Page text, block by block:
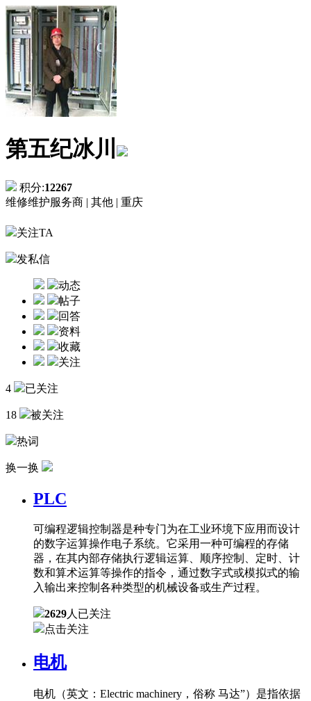
第五纪冰川
积分:12267
维修维护服务商 | 其他 | 重庆
关注TA
发私信
动态
帖子
回答
资料
收藏
关注
4 已关注
18 被关注
热词
换一换
PLC
可编程逻辑控制器是种专门为在工业环境下应用而设计
的数字运算操作电子系统。它采用一种可编程的存储
器，在其内部存储执行逻辑运算、顺序控制、定时、计
数和算术运算等操作的指令，通过数字式或模拟式的输
入输出来控制各种类型的机械设备或生产过程。
2629人已关注
点击关注
电机
电机（英文：Electric machinery，俗称 马达”）是指依据